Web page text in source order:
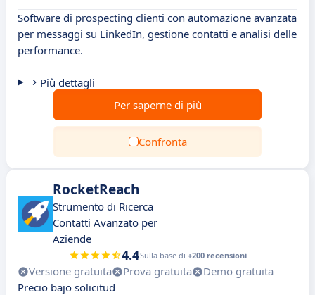
Software di prospecting clienti con automazione avanzata
per messaggi su LinkedIn, gestione contatti e analisi delle
performance.
Più dettagli
Per saperne di più
Confronta
RocketReach
Strumento di Ricerca
Contatti Avanzato per
Aziende
4.4Sulla base di +200 recensioni
Versione gratuita Prova gratuita
Demo gratuita
Precio bajo solicitud